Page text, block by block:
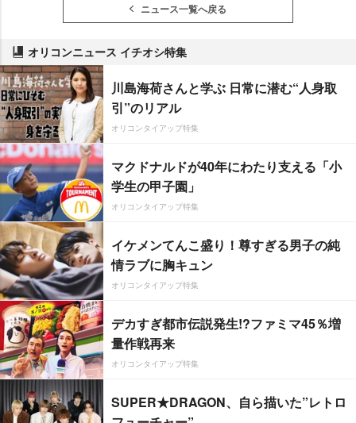
ニュース一覧へ戻る
オリコンニュース イチオシ特集
川島海荷さんと学ぶ 日常に潜む“人身取
引”のリアル
オリコンタイアップ特集
マクドナルドが40年にわたり支える「小
学生の甲子園」
オリコンタイアップ特集
イケメンてんこ盛り！尊すぎる男子の純
情ラブに胸キュン
オリコンタイアップ特集
デカすぎ都市伝説発生!?ファミマ45％増
量作戦再来
オリコンタイアップ特集
SUPER★DRAGON、自ら描いた”レトロ